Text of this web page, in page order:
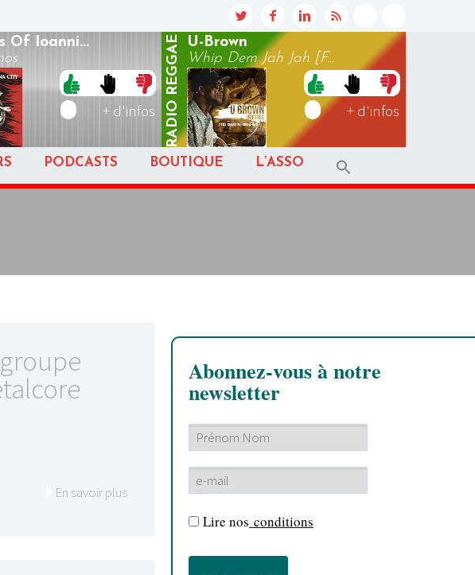
Of Ioanni...
+ d'infos RADIO
REGGAE
U-Brown
Whip Dem Jah Jah [F...
+ d'infos
PODCASTS BOUTIQUE L’ASSO
En savoir plus
Abonnez-vous à notre
newsletter
Lire nos conditions